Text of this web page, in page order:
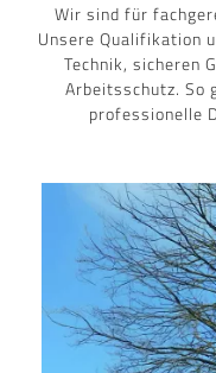
Wir sind für
Unsere Qualifikation
Technik, sicheren
Arbeitsschutz. So
professionelle